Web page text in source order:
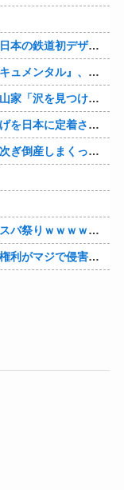
な空港特急をなにわ筋線へ導入
リカで初の制作が決定
これ結局どっちが正解なの？
3.51％増へ 人事院の勧告を受け
しまくってる模様
ｗｗｗｗｗｗｗｗｗｗｗｗ他
くら税金払ってるんだ」他